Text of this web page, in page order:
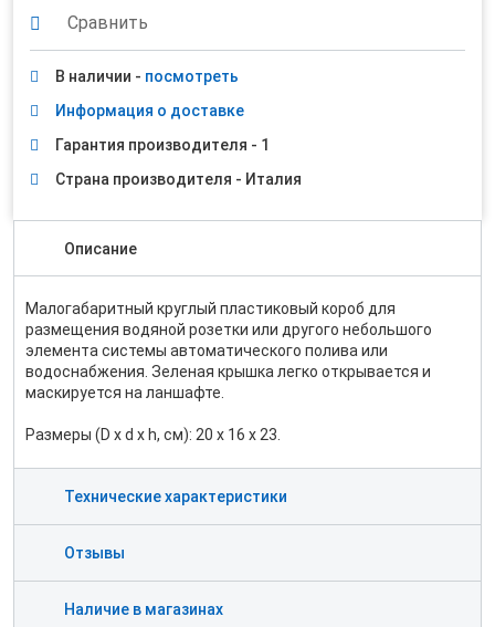
Сравнить
В наличии - посмотреть
Информация о доставке
Гарантия производителя - 1
Страна производителя - Италия
Описание
Малогабаритный круглый пластиковый короб для
размещения водяной розетки или другого небольшого
элемента системы автоматического полива или
водоснабжения. Зеленая крышка легко открывается и
маскируется на ланшафте.
Размеры (D x d x h, см): 20 х 16 х 23.
Технические характеристики
Отзывы
Наличие в магазинах